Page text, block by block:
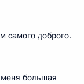
самого доброго.
большая